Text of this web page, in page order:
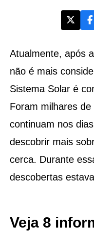
Atualmente, após
não é mais
Sistema Solar é
Foram milhares
continuam nos
descobrir mais
cerca. Durante
descobertas
Veja 8